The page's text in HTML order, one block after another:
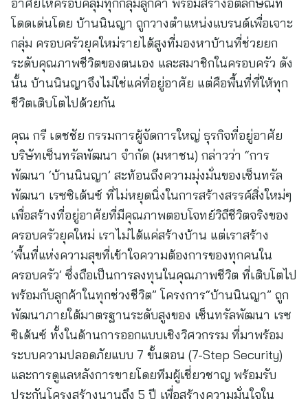
โดดเด่นโดย บ้านนินญา ถูกวางตำแหน่งแบรนด์เพื่อเจาะ
กลุ่ม ครอบครัวยุคใหม่รายได้สูงที่มองหาบ้านที่ช่วยยก
ระดับคุณภาพชีวิตของตนเอง และสมาชิกในครอบครัว ดัง
นั้น บ้านนินญาจึงไม่ใช่แค่ที่อยู่อาศัย แต่คือพื้นที่ที่ให้ทุก
ชีวิตเติบโตไปด้วยกัน
คุณ กรี เดชชัย กรรมการผู้จัดการใหญ่ ธุรกิจที่อยู่อาศัย
บริษัทเซ็นทรัลพัฒนา จำกัด (มหาชน) กล่าวว่า “การ
พัฒนา ‘บ้านนินญา’ สะท้อนถึงความมุ่งมั่นของเซ็นทรัล
พัฒนา เรซซิเด้นซ์ ที่ไม่หยุดนิ่งในการสร้างสรรค์สิ่งใหม่ๆ
เพื่อสร้างที่อยู่อาศัยที่มีคุณภาพตอบโจทย์วิถีชีวิตจริงของ
ครอบครัวยุคใหม่ เราไม่ได้แค่สร้างบ้าน แต่เราสร้าง
‘พื้นที่แห่งความสุขที่เข้าใจความต้องการของทุกคนใน
ครอบครัว’ ซึ่งถือเป็นการลงทุนในคุณภาพชีวิต ที่เติบโตไป
พร้อมกับลูกค้าในทุกช่วงชีวิต” โครงการ“บ้านนินญา” ถูก
พัฒนาภายใต้มาตรฐานระดับสูงของ เซ็นทรัลพัฒนา เรซ
ซิเด้นซ์ ทั้งในด้านการออกแบบเชิงวิศวกรรม ที่มาพร้อม
ระบบความปลอดภัยแบบ 7 ขั้นตอน (7-Step Security)
และการดูแลหลังการขายโดยทีมผู้เชี่ยวชาญ พร้อมรับ
ประกันโครงสร้างนานถึง 5 ปี เพื่อสร้างความมั่นใจใน